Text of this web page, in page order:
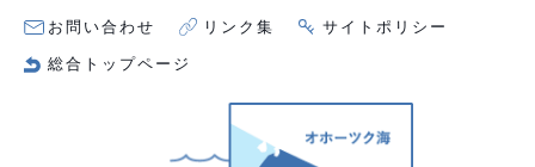
お問い合わせ リンク集 サイトポリシー
総合トップページ